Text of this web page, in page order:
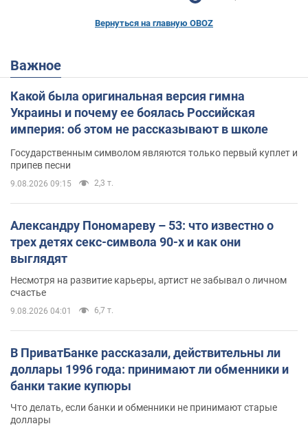
Вернуться на главную OBOZ
Важное
Какой была оригинальная версия гимна
Украины и почему ее боялась Российская
империя: об этом не рассказывают в школе
Государственным символом являются только первый куплет и
припев песни
9.08.2026 09:15 2,3 т.
Александру Пономареву – 53: что известно о
трех детях секс-символа 90-х и как они
выглядят
Несмотря на развитие карьеры, артист не забывал о личном
счастье
9.08.2026 04:01 6,7 т.
В ПриватБанке рассказали, действительны ли
доллары 1996 года: принимают ли обменники и
банки такие купюры
Что делать, если банки и обменники не принимают старые
доллары